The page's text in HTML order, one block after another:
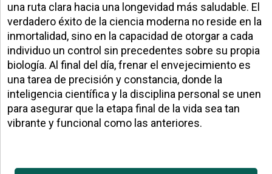
una ruta clara hacia una longevidad más saludable. El
verdadero éxito de la ciencia moderna no reside en la
inmortalidad, sino en la capacidad de otorgar a cada
individuo un control sin precedentes sobre su propia
biología. Al final del día, frenar el envejecimiento es
una tarea de precisión y constancia, donde la
inteligencia científica y la disciplina personal se unen
para asegurar que la etapa final de la vida sea tan
vibrante y funcional como las anteriores.